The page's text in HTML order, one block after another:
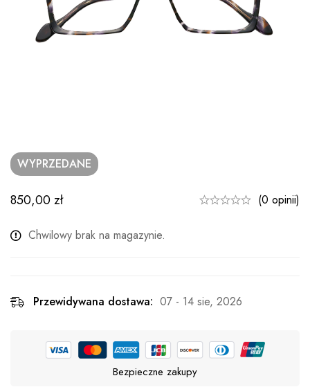
WYPRZEDANE
850,00zł (0 opinii)
Chwilowy brak na magazynie.
Przewidywana dostawa: 07 - 14 sie, 2026
Bezpieczne zakupy